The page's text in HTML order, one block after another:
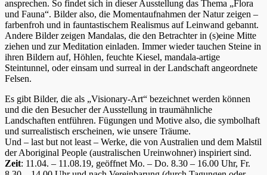
ansprechen. So findet sich in dieser Ausstellung das Thema „Flora
und Fauna“. Bilder also, die Momentaufnahmen der Natur zeigen –
farbenfroh und in fauntastischem Realismus auf Leinwand gebannt.
Andere Bilder zeigen Mandalas, die den Betrachter in (s)eine Mitte
ziehen und zur Meditation einladen. Immer wieder tauchen Steine in
ihren Bildern auf, Höhlen, feuchte Kiesel, mandala-artige
Steintunnel, oder einsam und surreal in der Landschaft angeordnete
Felsen.
Es gibt Bilder, die als „Visionary-Art“ bezeichnet werden können
und die den Besucher der Ausstellung in traumähnliche
Landschaften entführen. Fügungen und Motive also, die symbolhaft
und surrealistisch erscheinen, wie unsere Träume.
Und – last but not least – Werke, die von Australien und dem Malstil
der Aboriginal People (australischen Ureinwohner) inspiriert sind.
Zeit: 11.04. – 11.08.19, geöffnet Mo. – Do. 8.30 – 16.00 Uhr, Fr.